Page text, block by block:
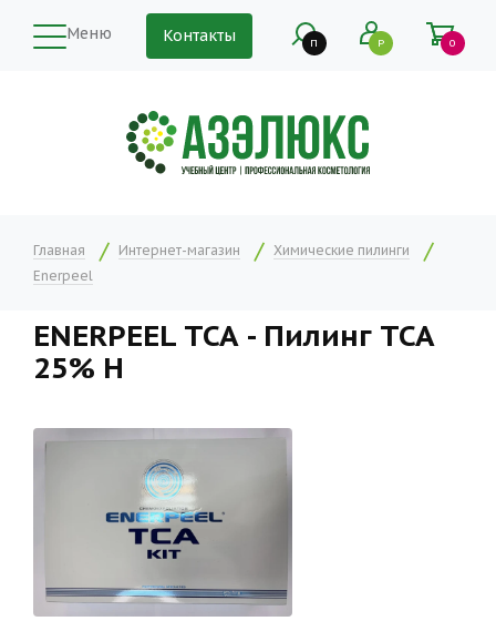
Меню Контакты П Р 0
Главная Интернет-магазин
Химические пилинги
Enerpeel
ENERPEEL ТСА - Пилинг ТСА
25% Н